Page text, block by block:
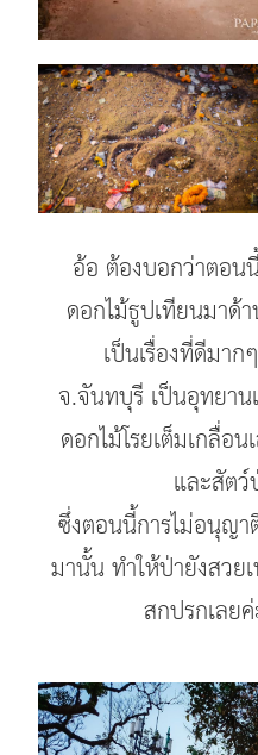
อ้อ ต้องบอกว่าตอน
ดอกไม้ธูปเทียนมาด้
เป็นเรื่องที่ดีมา
จ.จันทบุรี เป็นอุทยา
ดอกไม้โรยเต็มเกลื่อ
และสัต
ซึ่งตอนนี้การไม่อนุญ
มานั้น ทำให้ป่ายังสวย
สกปรกเลย